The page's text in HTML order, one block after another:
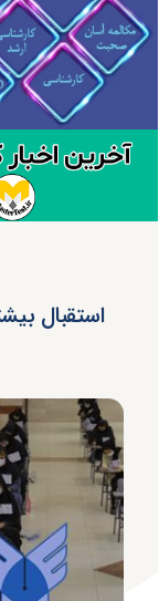
استقبال